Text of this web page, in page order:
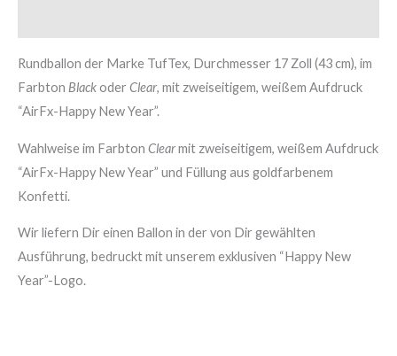
Rundballon der Marke TufTex, Durchmesser 17 Zoll (43 cm), im
Farbton Blackoder Clear, mit zweiseitigem, weißem Aufdruck
“AirFx-Happy New Year”.
Wahlweise im Farbton Clearmit zweiseitigem, weißem Aufdruck
“AirFx-Happy New Year” und Füllung aus goldfarbenem
Konfetti.
Wir liefern Dir einen Ballon in der von Dir gewählten
Ausführung, bedruckt mit unserem exklusiven “Happy New
Year”-Logo.